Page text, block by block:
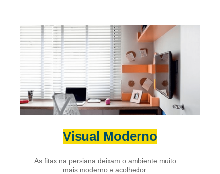
Visual Moderno
As fitas na persiana deixam o ambiente muito
mais moderno e acolhedor.